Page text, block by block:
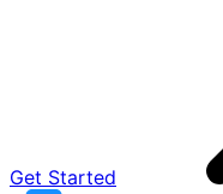
Get Started